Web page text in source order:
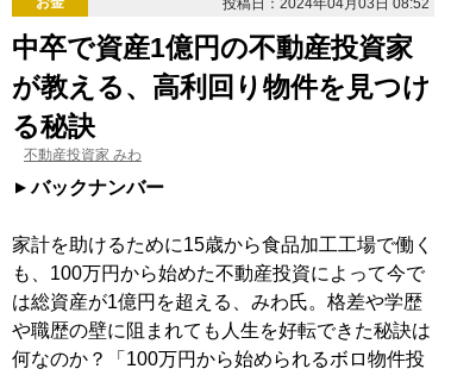
中卒で資産1億円の不動産投資家
が教える、高利回り物件を見つけ
る秘訣
不動産投資家 みわ
バックナンバー
家計を助けるために15歳から食品加工工場で働く
も、100万円から始めた不動産投資によって今で
は総資産が1億円を超える、みわ氏。格差や学歴
や職歴の壁に阻まれても人生を好転できた秘訣は
何なのか？「100万円から始められるボロ物件投